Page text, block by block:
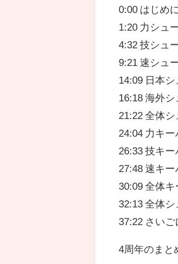
0:00 はじめに
1:20 力シュ
4:32 技シュ
9:21 速シュ
14:09 日本
16:18 海外
21:22 全体
24:04 力キ
26:33 技キ
27:48 速キ
30:09 全体
32:13 全体
37:22 さいご
4周年のまと